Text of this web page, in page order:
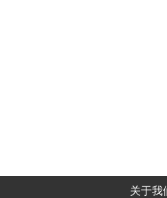
关于我